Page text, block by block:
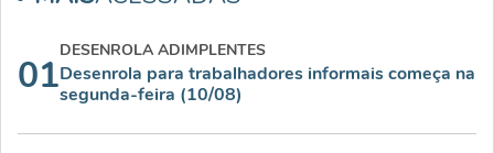
01
DESENROLA ADIMPLENTES
Desenrola para trabalhadores informais começa na
segunda-feira (10/08)